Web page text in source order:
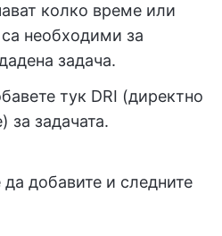
колко време или
необходими за
задача.
тук DRI (директно
за задачата.
добавите и следните